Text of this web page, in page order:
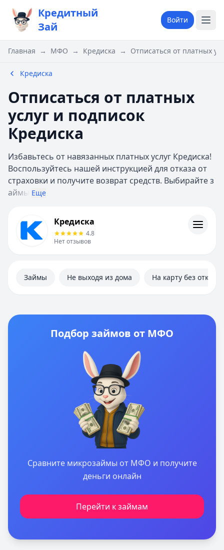
Кредитный
Зай
Войти
Главная → МФО → Кредиска → Отписаться от платных
Кредиска
Отписаться от платных
услуг и подписок
Кредиска
Избавьтесь от навязанных платных услуг Кредиска!
Воспользуйтесь нашей инструкцией для отказа от
страховки и получите возврат средств. Выбирайте з
аймы Еще
ИнформацияКредиска
4.8
Нет отзывов
Займы Не выходя из дома На карту без отказа
Подбор займов от МФО
Сравните микрозаймы от МФО и получите
деньги онлайн
Перейти к займам